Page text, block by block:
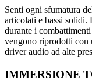
Senti ogni sfumatura
articolati e bassi solidi.
durante i
vengono riprodotti con
driver audio ad alte
IMMERSIONE